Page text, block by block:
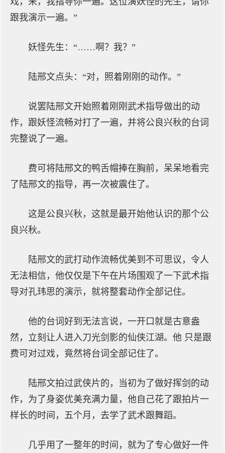
跟我演示一遍。”
妖怪先生：“……啊？我？”
陆邢文点头：“对，照着刚刚的动作。”
说罢陆邢文开始照着刚刚武术指导做出的动
作，跟妖怪流畅对打了一遍，并将公良兴秋的台词
完整说了一遍。
费可将陆邢文的鸭舌帽捧在胸前，呆呆地看完
了陆邢文的指导，再一次被震住了。
这是公良兴秋，这就是最开始他认识的那个公
良兴秋。
陆邢文的武打动作流畅优美到不可思议，令人
无法相信，他仅仅是下午在片场围观了一下武术指
导对孔玮思的演示，就将整套动作全部记住。
他的台词好到无法言说，一开口就是古意盎
然，立刻让人进入刀光剑影的仙侠江湖。他 只是跟
费可对过戏，竟然将台词全部记住了。
陆邢文拍过武侠片的，当初为了做好挥剑的动
作，为了身姿优美充满力量，他自己花了跟拍片一
样长的时间，五个月，去学了武术跟舞蹈。
几乎用了一整年的时间，就为了专心做好一件